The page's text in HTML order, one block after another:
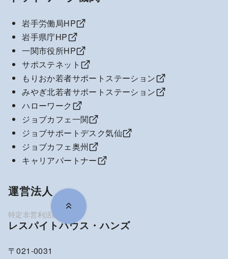
岩手労働局HP
岩手県庁HP
一関市役所HP
サポステネット
もりおか若者サポートステーション
みやぎ北若者サポートステーション
ハローワーク
ジョブカフェ一関
ジョブサポートデスク気仙
ジョブカフェ奥州
キャリアパートナー
運営法人
レスパイトハウス・ハンズ
〒021-0031